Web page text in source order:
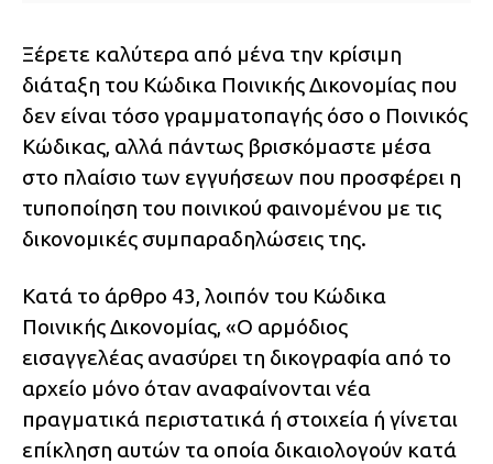
Ξέρετε καλύτερα από μένα την κρίσιμη
διάταξη του Κώδικα Ποινικής Δικονομίας που
δεν είναι τόσο γραμματοπαγής όσο ο Ποινικός
Κώδικας, αλλά πάντως βρισκόμαστε μέσα
στο πλαίσιο των εγγυήσεων που προσφέρει η
τυποποίηση του ποινικού φαινομένου με τις
δικονομικές συμπαραδηλώσεις της.
Κατά το άρθρο 43, λοιπόν του Κώδικα
Ποινικής Δικονομίας, «Ο αρμόδιος
εισαγγελέας ανασύρει τη δικογραφία από το
αρχείο μόνο όταν αναφαίνονται νέα
πραγματικά περιστατικά ή στοιχεία ή γίνεται
επίκληση αυτών τα οποία δικαιολογούν κατά